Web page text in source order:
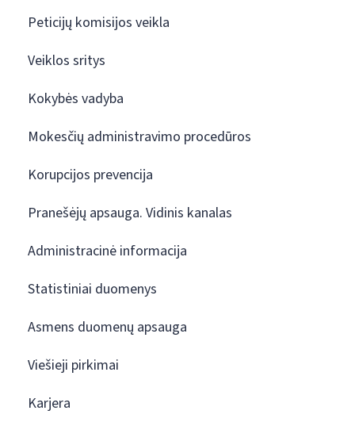
Peticijų komisijos veikla
Veiklos sritys
Kokybės vadyba
Mokesčių administravimo procedūros
Korupcijos prevencija
Pranešėjų apsauga. Vidinis kanalas
Administracinė informacija
Statistiniai duomenys
Asmens duomenų apsauga
Viešieji pirkimai
Karjera